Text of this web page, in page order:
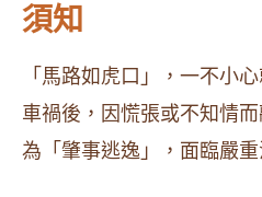
須知
「馬路如虎口」，一不小
車禍後，因慌張或不知情
為「肇事逃逸」，面臨嚴重